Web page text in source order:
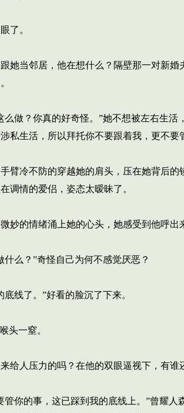
了。
她当邻居，他在想什么？隔壁那一对新婚
做？你真的好奇怪。”她不想被左右生活
私生活，所以拜托你不要跟着我，更不
臂冷不防的穿越她的肩头，压在她背后的
调情的爱侣，姿态太暧昧了。
妙的情绪涌上她的心头，她感受到他呼出
么？”奇怪自己为何不感觉厌恶？
线了。”好看的脸沉了下来。
头一窒。
给人压力的吗？在他的双眼逼视下，有谁
你的事，这已踩到我的底线上。”曾耀人